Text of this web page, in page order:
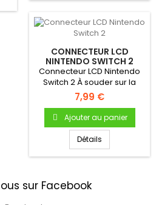
CONNECTEUR LCD
NINTENDO SWITCH 2
Connecteur LCD Nintendo
Switch 2 À souder sur la
carte mère de votre...
7,99 €
Ajouter au panier
Détails
sur Facebook